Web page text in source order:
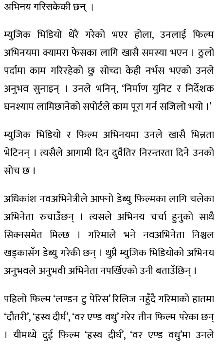
अभिनय गरिसकेकी छन् ।
म्युजिक भिडियो धेरै गरेको भएर होला, उनलाई फिल्म
अभिनयमा क्यामरा फेसका लागि खासै समस्या भएन । ठुलो
पर्दामा काम गरिरहेको छु सोच्दा केही नर्भस भएको उनले
अनुभव सुनाइन् । उनले भनिन्, ‘निर्माण युनिट र निर्देशक
घनश्याम लामिछानेको सपोर्टले काम पूरा गर्न सजिलो भयो ।’
म्युजिक भिडियो र फिल्म अभिनयमा उनले खासै भिन्नता
भेटिनन् । त्यसैले आगामी दिन दुवैतिर निरन्तरता दिने उनको
सोच छ ।
अधिकांश नवअभिनेत्रीले आफ्नो डेब्यु फिल्मका लागि चलेका
अभिनेता रुचाउँछन् । त्यसले अभिनय चर्चा हुनुको साथै
सिक्नसमेत मिल्छ । गरिमाले भने नवअभिनेता निश्चल
खड्कासँग डेब्यु गरेकी छन् । थुप्रै म्युजिक भिडियोको अभिनय
अनुभवले अनुभवी अभिनेता नपर्खिएको उनी बताउँछिन् ।
पहिलो फिल्म ‘लण्डन टु पेरिस’ रिलिज नहुँदै गरिमाको हातमा
‘दौतरी’, ‘ह्रस्व दीर्घ’, ‘वर एण्ड वधु’ गरेर तीन फिल्म परेका छन्
। यीमध्ये दुई फिल्म ‘ह्रस्व दीर्घ’, ‘वर एण्ड वधु’मा उनले